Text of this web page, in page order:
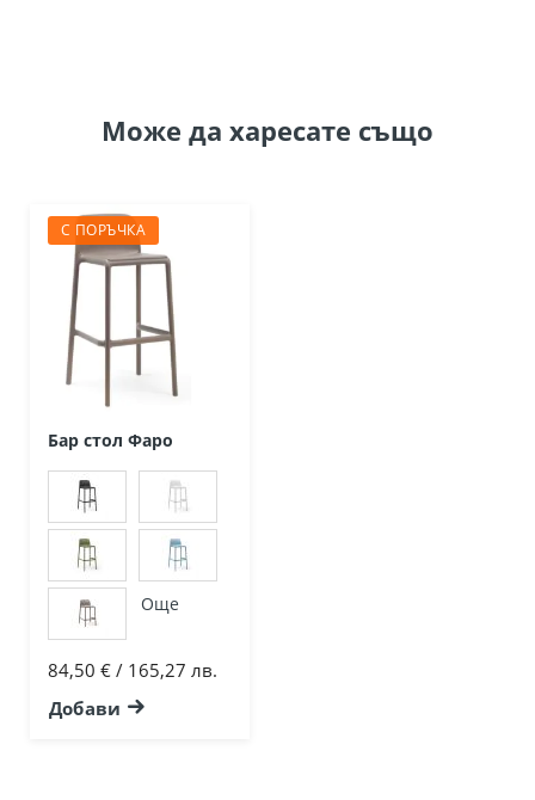
Може да харесате също
С ПОРЪЧКА
Бар стол Фаро
Още
84,50 € / 165,27 лв.
Добави